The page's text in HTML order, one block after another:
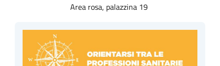
Area rosa, palazzina 19